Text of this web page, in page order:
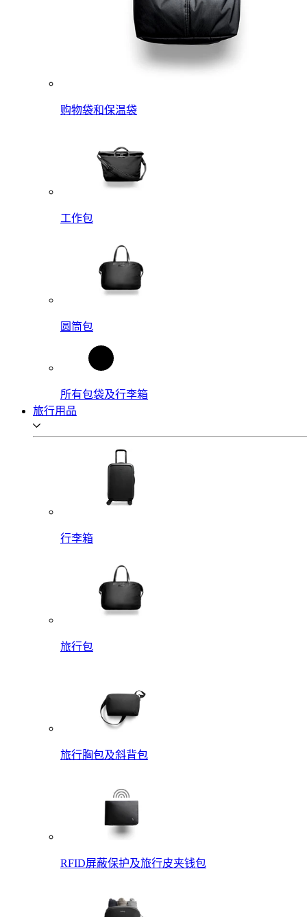
购物袋和保温袋
工作包
圆筒包
所有包袋及行李箱
旅行用品
行李箱
旅行包
旅行胸包及斜背包
RFID屏蔽保护及旅行皮夹钱包